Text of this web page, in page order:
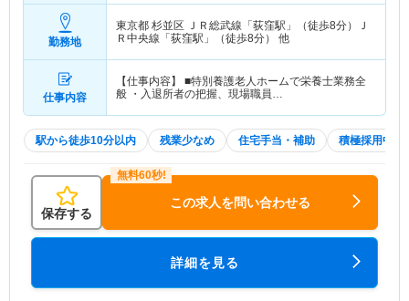
勤務地
東京都 杉並区
ＪＲ総武線「荻窪駅」（徒歩8分）Ｊ
Ｒ中央線「荻窪駅」（徒歩8分） 他
仕事内容
【仕事内容】 ■特別養護老人ホームで栄養士業務全
般 ・入退所者の把握、現場職員…
駅から徒歩10分以内 残業少なめ 住宅手当・補助 積極採用中
保存する
この求人を問い合わせる
詳細を見る